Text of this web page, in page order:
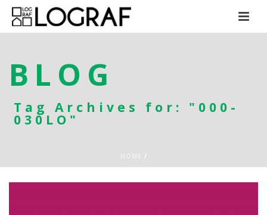
BLOG
Tag Archives for: "000-
030LO"
/